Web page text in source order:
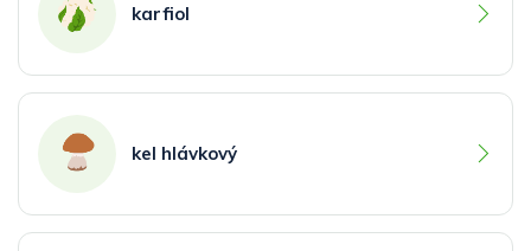
karfiol
kel hlávkový